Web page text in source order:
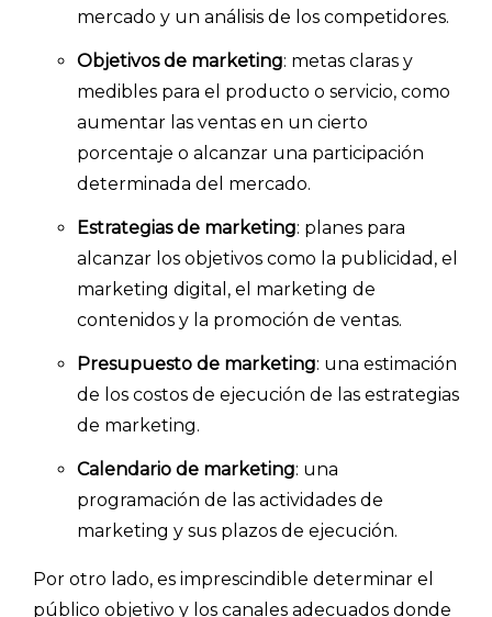
mercado y un análisis de los competidores.
Objetivos de marketing: metas claras y
medibles para el producto o servicio, como
aumentar las ventas en un cierto
porcentaje o alcanzar una participación
determinada del mercado.
Estrategias de marketing: planes para
alcanzar los objetivos como la publicidad, el
marketing digital, el marketing de
contenidos y la promoción de ventas.
Presupuesto de marketing: una estimación
de los costos de ejecución de las estrategias
de marketing.
Calendario de marketing: una
programación de las actividades de
marketing y sus plazos de ejecución.
Por otro lado, es imprescindible determinar el
público objetivo y los canales adecuados donde